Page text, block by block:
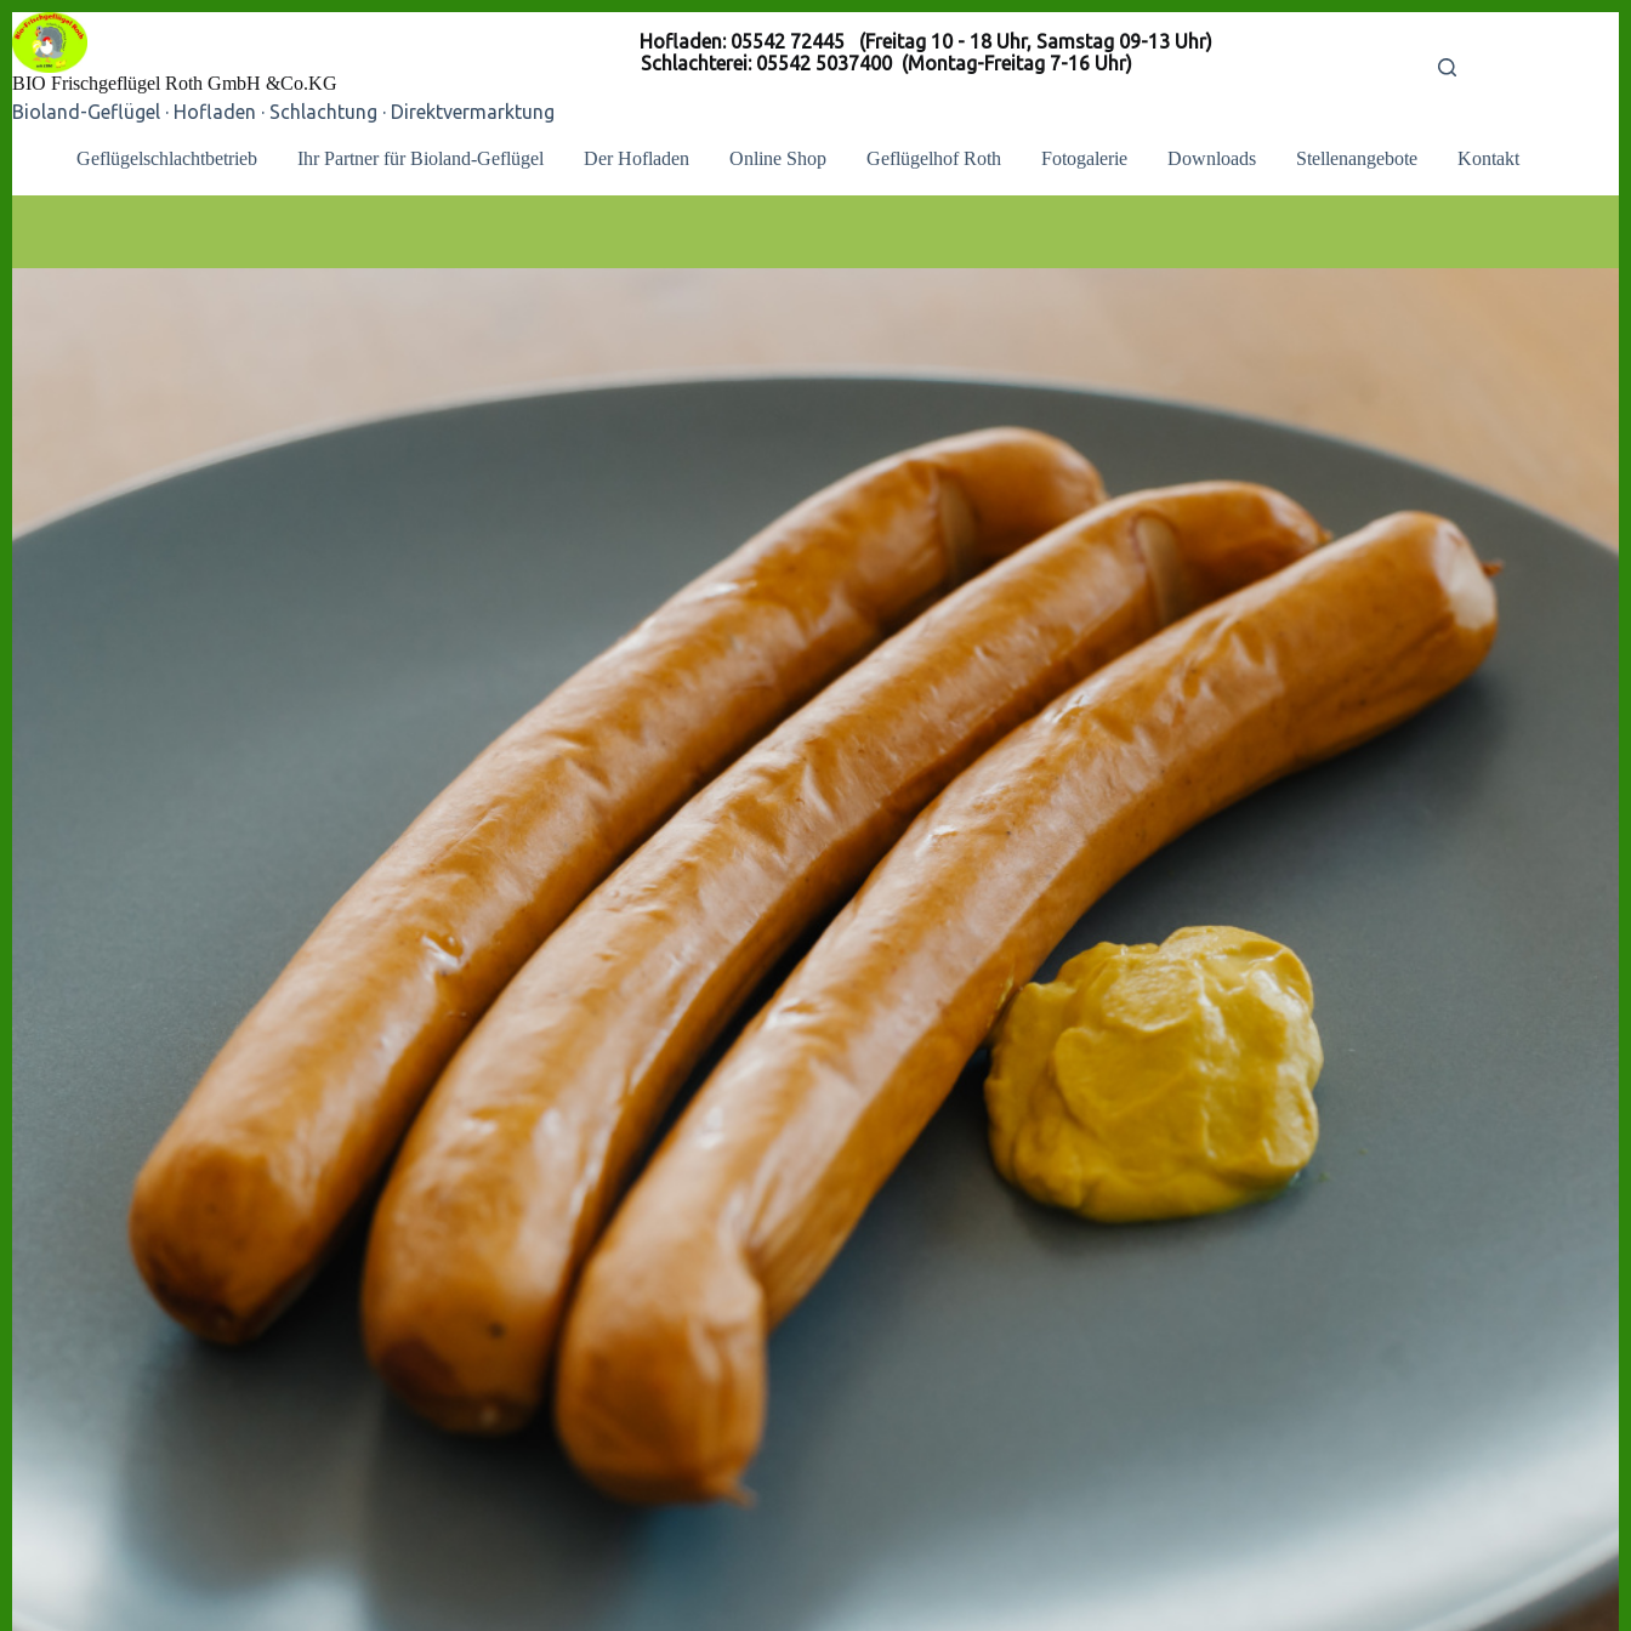
Skip
to
content
BIO Frischgeflügel Roth GmbH &Co.KG
Bioland-Geflügel · Hofladen · Schlachtung · Direktvermarktung
Hofladen: 05542 72445 (Freitag 10 - 18 Uhr, Samstag 09-13 Uhr)
Schlachterei: 05542 5037400 (Montag-Freitag 7-16 Uhr)
Geflügelschlachtbetrieb Ihr Partner für Bioland-Geflügel Der Hofladen Online Shop Geflügelhof Roth Fotogalerie Downloads Stellenangebote Kontakt